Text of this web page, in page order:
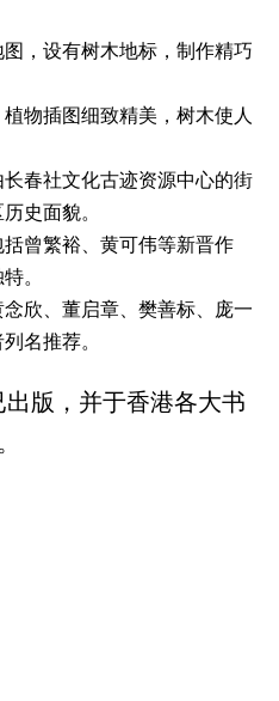
，设有树木地标，制作精巧
物插图细致精美，树木使人
春社文化古迹资源中心的街
史面貌。
曾繁裕、黄可伟等新晋作
。
欣、董启章、樊善标、庞一
名推荐。
出版，并于香港各大书